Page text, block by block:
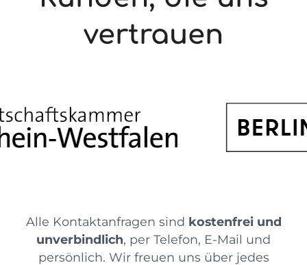
vertrauen
Alle Kontaktanfragen sind kostenfrei und
unverbindlich, per Telefon, E-Mail und
persönlich. Wir freuen uns über jedes